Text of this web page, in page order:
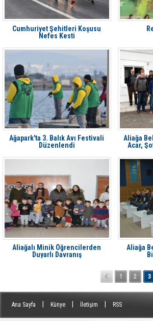
Cumhuriyet Şehitleri Koşusu
Nefes Kesti
Ağapark'ta 3. Balık Avı Festivali
Düzenlendi
Aliağa
Acar,
Aliağalı Minik Öğrencilerden
Duyarlı Davranış
Aliağa
1 2 3
Ana Sayfa Künye İletişim RSS